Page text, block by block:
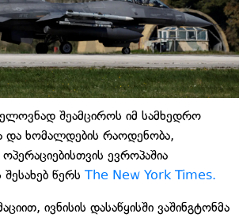
შეამციროს იმ სამხედრო
და ხომალდების რაოდენობა,
ევროპაშია
წერს The New York Times.
ივნისის დასაწყისში ვაშინგტონმა